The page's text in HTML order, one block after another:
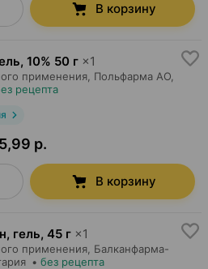
В корзину
, 10% 50 г ×1
применения, Польфарма AO
рецепта
р.
В корзину
гель, 45 г ×1
применения, Балканфарма-
• без рецепта